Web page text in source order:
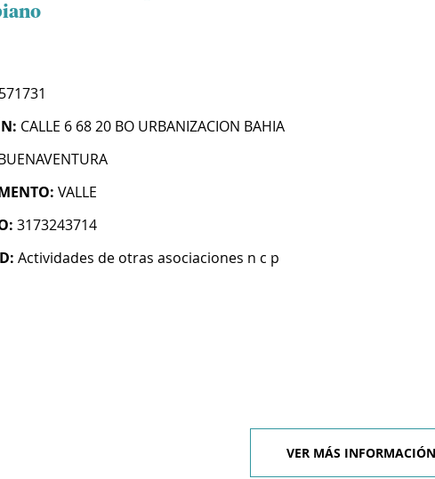
CALLE 6 68 20 BO URBANIZACION BAHIA
VALLE
3173243714
Actividades de otras asociaciones n c p
VER MÁS INFORMACIÓN